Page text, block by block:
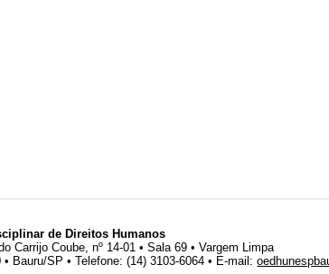
de Direitos Humanos
Carrijo Coube, nº 14-01 • Sala 69 • Vargem Limpa
Bauru/SP • Telefone: (14) 3103-6064 • E-mail: